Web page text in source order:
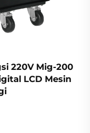
220V Mig-200
LCD Mesin